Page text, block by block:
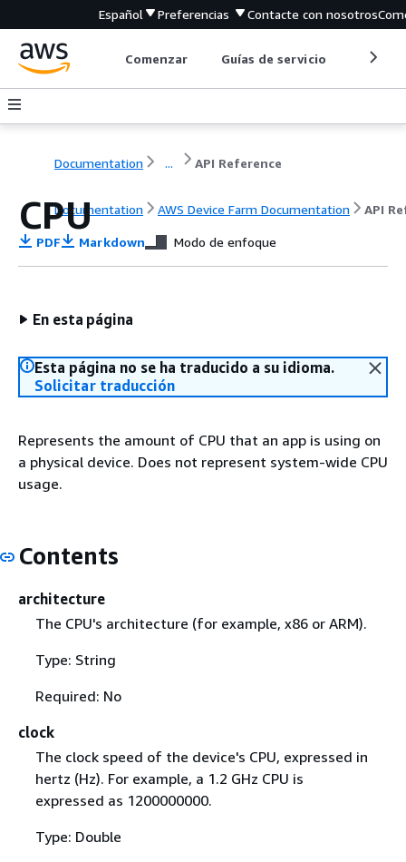
Español Preferencias Contacte con nosotros
Comenzar Guías de servicio
Documentation ... API Reference
Documentation AWS Device Farm Documentation API
CPU
PDF Markdown Modo de enfoque
En esta página
Esta página no se ha traducido a su idioma.
Solicitar traducción
Represents the amount of CPU that an app is using on
a physical device. Does not represent system-wide CPU
usage.
Contents
architecture
The CPU's architecture (for example, x86 or ARM).
Type: String
Required: No
clock
The clock speed of the device's CPU, expressed in
hertz (Hz). For example, a 1.2 GHz CPU is
expressed as 1200000000.
Type: Double